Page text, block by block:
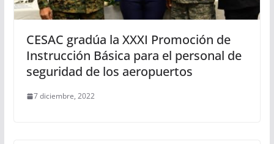
CESAC gradúa la XXXI Promoción de
Instrucción Básica para el personal de
seguridad de los aeropuertos
7 diciembre, 2022